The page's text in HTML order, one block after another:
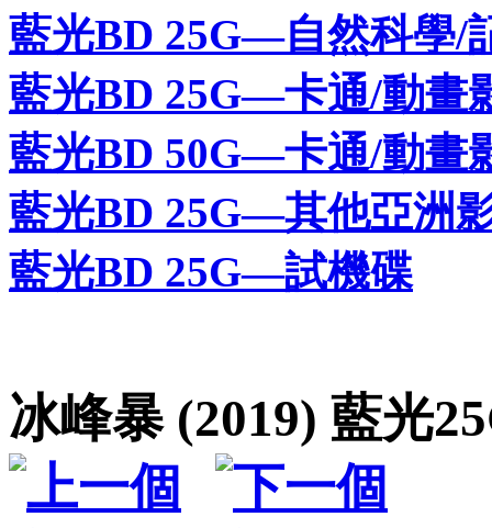
藍光BD 25G—自然科學/
藍光BD 25G—卡通/動畫
藍光BD 50G—卡通/動畫
藍光BD 25G—其他亞洲
藍光BD 25G—試機碟
冰峰暴 (2019) 藍光